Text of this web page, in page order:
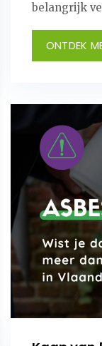
belangrijk
ONTDEK